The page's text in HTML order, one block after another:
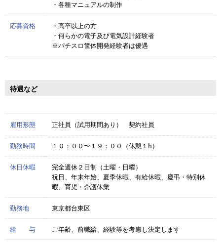
・各種マニュアルの制作
応募資格
・高卒以上の方
・何らかの電子及び電気設計経験者
※パチスロ筐体開発経験者は優遇
待遇など
雇用形態 正社員（試用期間あり） 契約社員
勤務時間 １０：００〜１９：００（休憩１h）
休日休暇
完全週休２日制（土曜・日曜）
祝日、年末年始、夏季休暇、有給休暇、慶弔・特別休
暇、育児・介護休業
勤務地 東京都台東区
給 与 ご年齢、前職給、経験等を考慮し決定します